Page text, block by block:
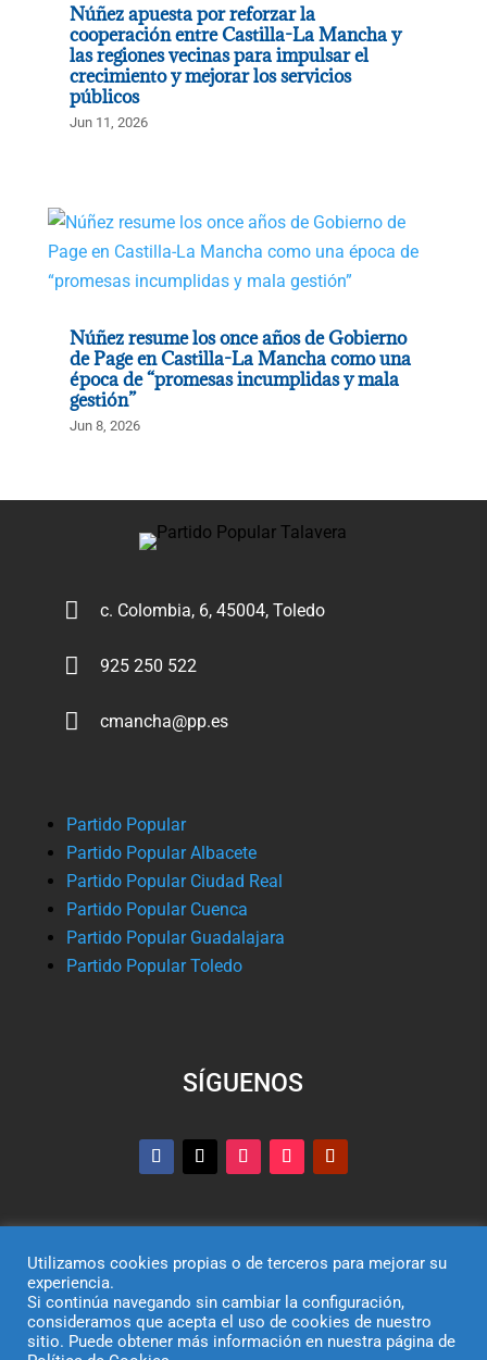
Núñez apuesta por reforzar la
cooperación entre Castilla-La Mancha y
las regiones vecinas para impulsar el
crecimiento y mejorar los servicios
públicos
Jun 11, 2026
Núñez resume los once años de Gobierno
de Page en Castilla-La Mancha como una
época de “promesas incumplidas y mala
gestión”
Jun 8, 2026
 c. Colombia, 6, 45004, Toledo
 925 250 522
 cmancha@pp.es
Partido Popular
Partido Popular Albacete
Partido Popular Ciudad Real
Partido Popular Cuenca
Partido Popular Guadalajara
Partido Popular Toledo
SÍGUENOS
© Partido Popular de Castilla-La Mancha – C/ Colombia,
6, 45004, Toledo, Teléfono 925 250 522
Utilizamos cookies propias o de terceros para mejorar su
experiencia.
Si continúa navegando sin cambiar la configuración,
consideramos que acepta el uso de cookies de nuestro
sitio. Puede obtener más información en nuestra página de